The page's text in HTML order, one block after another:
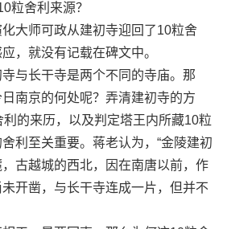
粒舍利来源？
大师可政从建初寺迎回了10粒舍
，就没有记载在碑文中。
与长干寺是两个不同的寺庙。那
南京的何处呢？弄清建初寺的方
的来历，以及判定塔王内所藏10粒
利至关重要。蒋老认为，“金陵建初
古越城的西北，因在南唐以前，作
开凿，与长干寺连成一片，但并不